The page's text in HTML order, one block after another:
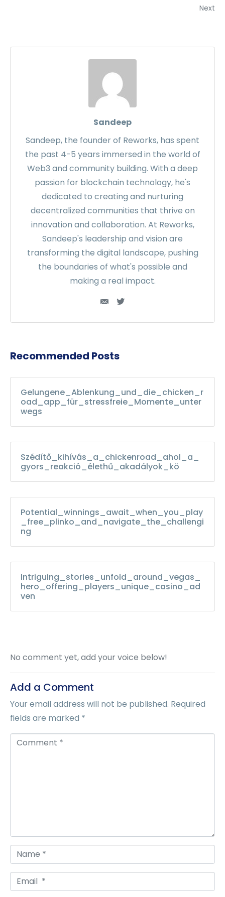
Next
Sandeep
Sandeep, the founder of Reworks, has spent
the past 4-5 years immersed in the world of
Web3 and community building. With a deep
passion for blockchain technology, he's
dedicated to creating and nurturing
decentralized communities that thrive on
innovation and collaboration. At Reworks,
Sandeep's leadership and vision are
transforming the digital landscape, pushing
the boundaries of what's possible and
making a real impact.
Recommended Posts
Gelungene_Ablenkung_und_die_chicken_r
oad_app_für_stressfreie_Momente_unter
wegs
Szédítő_kihívás_a_chickenroad_ahol_a_
gyors_reakció_élethű_akadályok_kö
Potential_winnings_await_when_you_play
_free_plinko_and_navigate_the_challengi
ng
Intriguing_stories_unfold_around_vegas_
hero_offering_players_unique_casino_ad
ven
No comment yet, add your voice below!
Add a Comment
Your email address will not be published. Required
fields are marked *
*
a
m
e
m